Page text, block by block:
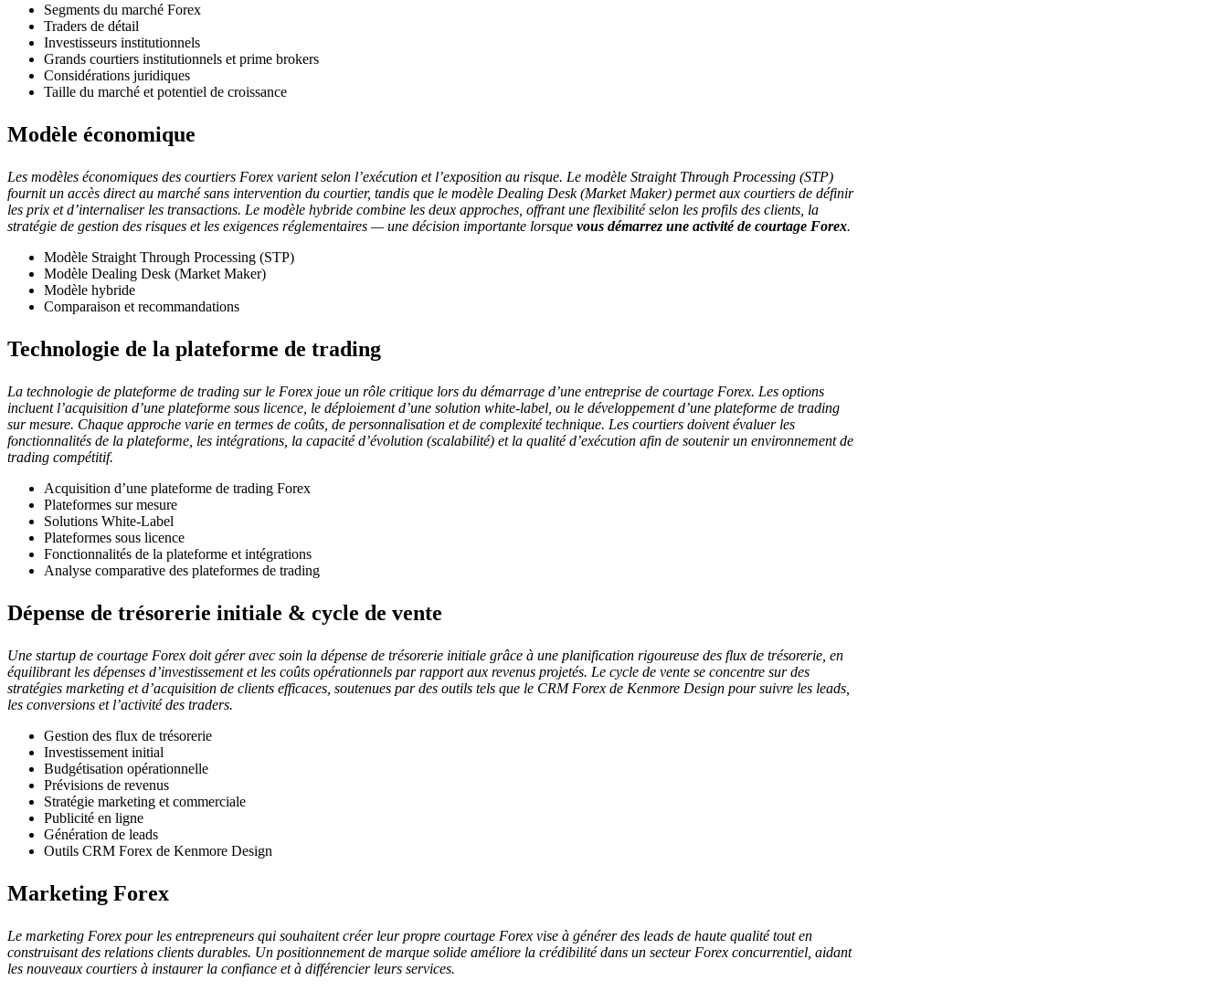
Segments du marché Forex
Traders de détail
Investisseurs institutionnels
Grands courtiers institutionnels et prime brokers
Considérations juridiques
Taille du marché et potentiel de croissance
Modèle économique
Les modèles économiques des courtiers Forex varient selon l’exécution et l’exposition au risque. Le modèle Straight Through Processing (STP)
fournit un accès direct au marché sans intervention du courtier, tandis que le modèle Dealing Desk (Market Maker) permet aux courtiers de définir
les prix et d’internaliser les transactions. Le modèle hybride combine les deux approches, offrant une flexibilité selon les profils des clients, la
stratégie de gestion des risques et les exigences réglementaires — une décision importante lorsque vous démarrez une activité de courtage Forex.
Modèle Straight Through Processing (STP)
Modèle Dealing Desk (Market Maker)
Modèle hybride
Comparaison et recommandations
Technologie de la plateforme de trading
La technologie de plateforme de trading sur le Forex joue un rôle critique lors du démarrage d’une entreprise de courtage Forex. Les options
incluent l’acquisition d’une plateforme sous licence, le déploiement d’une solution white-label, ou le développement d’une plateforme de trading
sur mesure. Chaque approche varie en termes de coûts, de personnalisation et de complexité technique. Les courtiers doivent évaluer les
fonctionnalités de la plateforme, les intégrations, la capacité d’évolution (scalabilité) et la qualité d’exécution afin de soutenir un environnement de
trading compétitif.
Acquisition d’une plateforme de trading Forex
Plateformes sur mesure
Solutions White-Label
Plateformes sous licence
Fonctionnalités de la plateforme et intégrations
Analyse comparative des plateformes de trading
Dépense de trésorerie initiale & cycle de vente
Une startup de courtage Forex doit gérer avec soin la dépense de trésorerie initiale grâce à une planification rigoureuse des flux de trésorerie, en
équilibrant les dépenses d’investissement et les coûts opérationnels par rapport aux revenus projetés. Le cycle de vente se concentre sur des
stratégies marketing et d’acquisition de clients efficaces, soutenues par des outils tels que le CRM Forex de Kenmore Design pour suivre les leads,
les conversions et l’activité des traders.
Gestion des flux de trésorerie
Investissement initial
Budgétisation opérationnelle
Prévisions de revenus
Stratégie marketing et commerciale
Publicité en ligne
Génération de leads
Outils CRM Forex de Kenmore Design
Marketing Forex
Le marketing Forex pour les entrepreneurs qui souhaitent créer leur propre courtage Forex vise à générer des leads de haute qualité tout en
construisant des relations clients durables. Un positionnement de marque solide améliore la crédibilité dans un secteur Forex concurrentiel, aidant
les nouveaux courtiers à instaurer la confiance et à différencier leurs services.